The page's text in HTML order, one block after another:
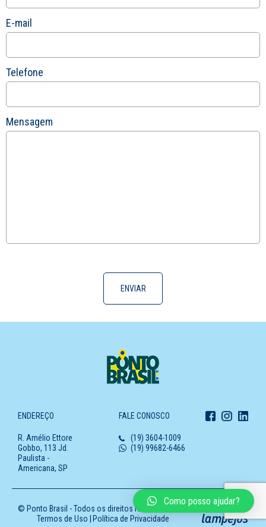
E-mail
Telefone
Mensagem
ENDEREÇO
R. Amélio Ettore
Gobbo, 113 Jd.
Paulista -
Americana, SP
FALE CONOSCO
(19) 3604-1009
(19) 99682-6466
© Ponto Brasil - Todos os direitos reservados
Termos de Uso |
Política de Privacidade
Como posso ajudar?